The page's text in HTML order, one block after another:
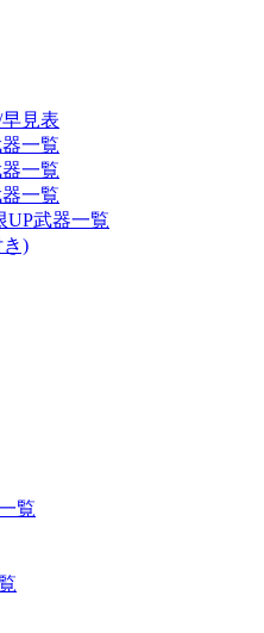
見表
一覧
一覧
一覧
UP武器一覧
)
覧